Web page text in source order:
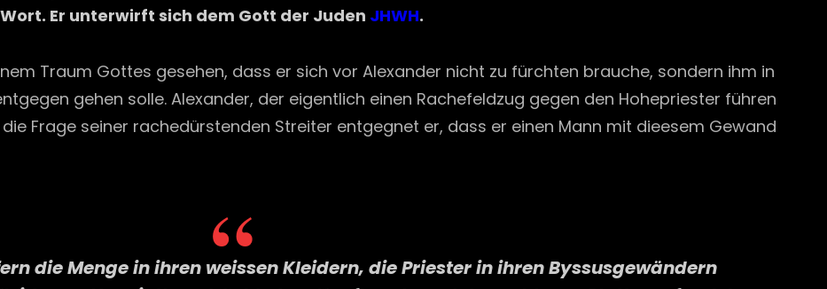
Er unterwirft sich dem Gott der Juden JHWH.
Traum Gottes gesehen, dass er sich vor Alexander nicht zu fürchten brauche, sondern ihm in
gehen solle. Alexander, der eigentlich einen Rachefeldzug gegen den Hohepriester führen
Frage seiner rachedürstenden Streiter entgegnet er, dass er einen Mann mit dieesem Gewand
die Menge in ihren weissen Kleidern, die Priester in ihren Byssusgewändern